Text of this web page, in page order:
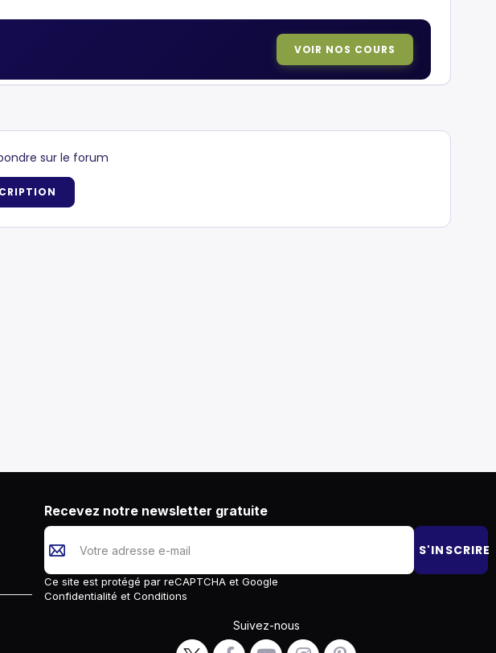
VOIR NOS COURS
sur le forum
Recevez notre newsletter gratuite
S'INSCRIRE
Ce site est protégé par reCAPTCHA et Google
Confidentialitéet Conditions
Suivez-nous